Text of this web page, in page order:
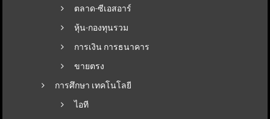
ตลาด-ซีเอสอาร์
หุ้น-กองทุนรวม
การเงิน การธนาคาร
ขายตรง
การศึกษา เทคโนโลยี
ไอที